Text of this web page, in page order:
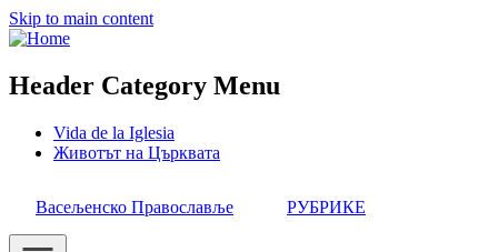
Skip to main content
Header Category Menu
Vida de la Iglesia
Животът на Църквата
Васељенско Православље РУБРИКЕ